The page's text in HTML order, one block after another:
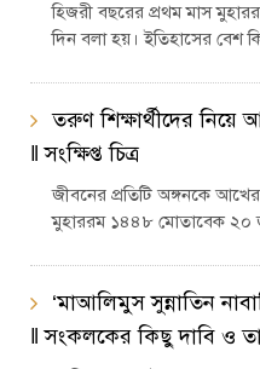
হিজরী বছরের প্রথম মাস
দিন বলা হয়। ইতিহাসের বেশ
তরুণ শিক্ষার্থীদের নিয়ে
‖ সংক্ষিপ্ত চিত্র
জীবনের প্রতিটি অঙ্গনকে
মুহাররম ১৪৪৮ মোতাবেক
‘মাআলিমুস সুন্নাতিন
‖ সংকলকের কিছু দাবি ও